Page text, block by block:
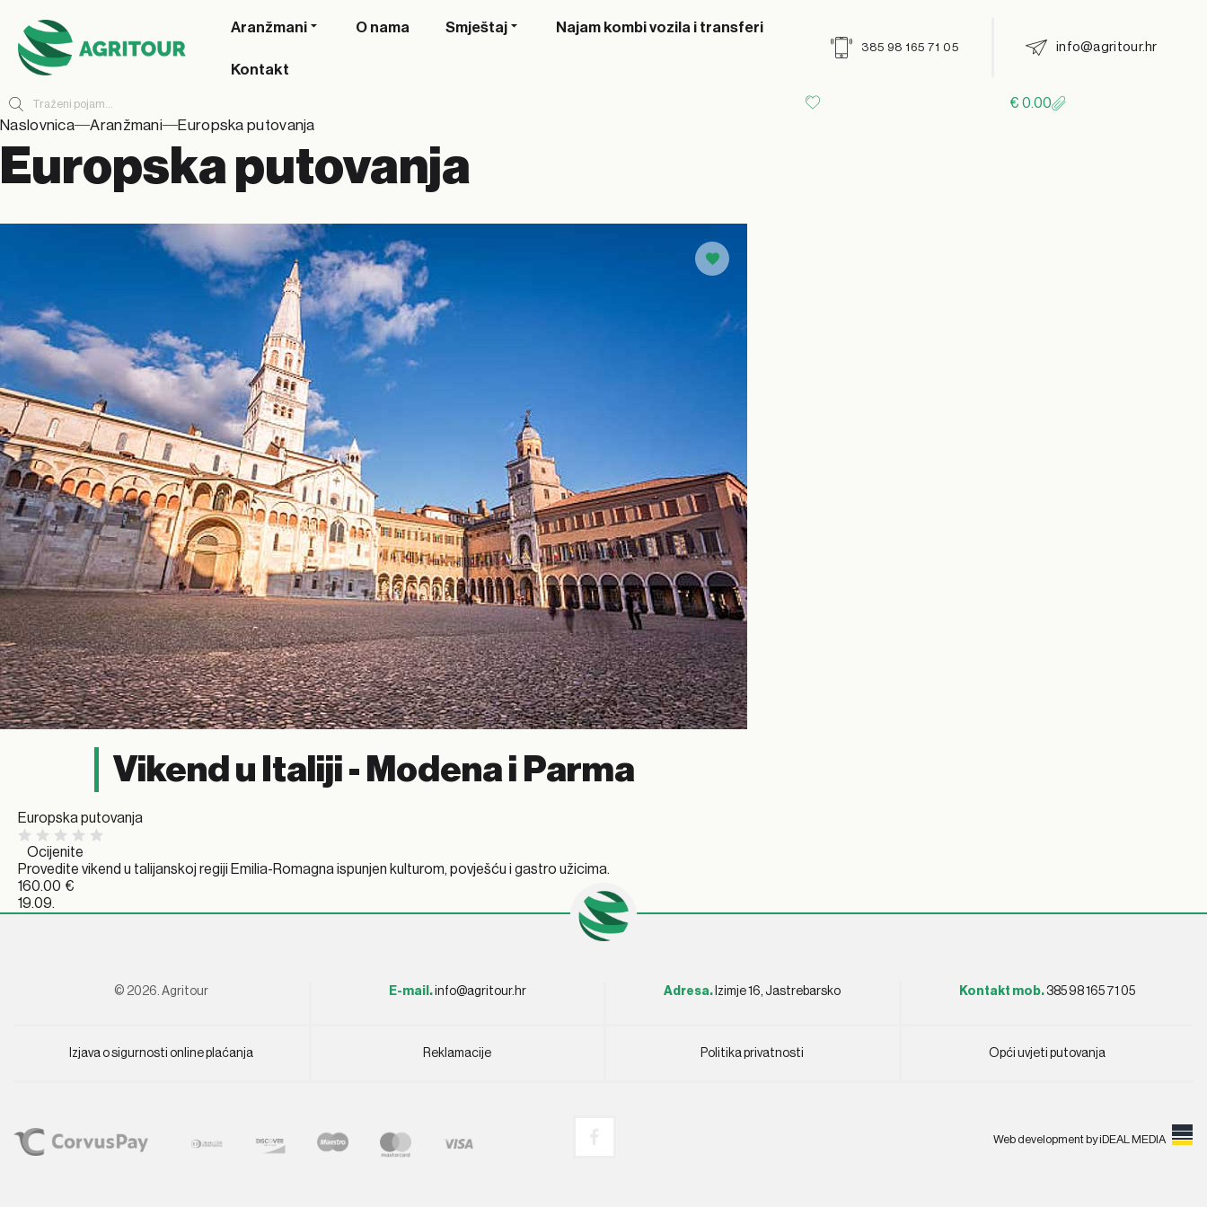
Aranžmani O nama Smještaj Najam kombi vozila i transferi
Kontakt
385 98 165 71 05 info@agritour.hr
€ 0.00
Naslovnica Aranžmani Europska putovanja
Europska putovanja
Vikend u Italiji - Modena i Parma
Europska putovanja
Ocijenite
Provedite vikend u talijanskoj regiji Emilia-Romagna ispunjen kulturom, povješću i gastro užicima.
€
160.00
19.09.
© 2026. Agritour E-mail.info@agritour.hr Adresa. Izimje 16, Jastrebarsko Kontakt mob. 385 98 165 71 05
Izjava o sigurnosti online plaćanja Reklamacije Politika privatnosti Opći uvjeti putovanja
Web development byiDEAL MEDIA